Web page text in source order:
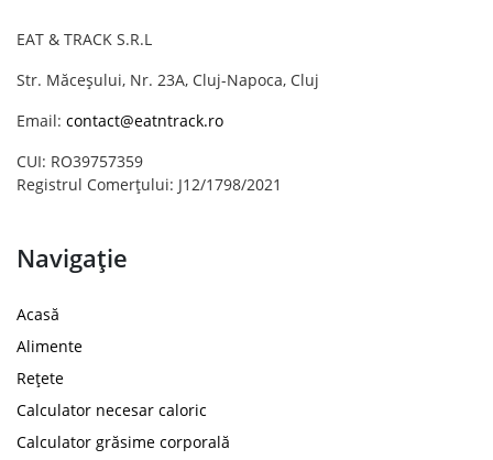
EAT & TRACK S.R.L
Str. Măceșului, Nr. 23A, Cluj-Napoca, Cluj
Email: contact@eatntrack.ro
CUI: RO39757359
Registrul Comerțului: J12/1798/2021
Navigație
Acasă
Alimente
Rețete
Calculator necesar caloric
Calculator grăsime corporală